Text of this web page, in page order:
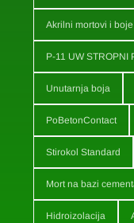
Akrilni mortovi i boje
P-11 UW STROPNI
Unutarnja boja
PoBetonContact
Stirokol Standard
Mort na bazi
Hidroizolacija